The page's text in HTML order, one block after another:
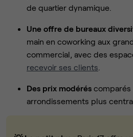
de quartier dynamique.
Une offre de bureaux
main en coworking aux
commercial, avec des
recevoir ses clients
Des prix modérés comparés
arrondissements plus